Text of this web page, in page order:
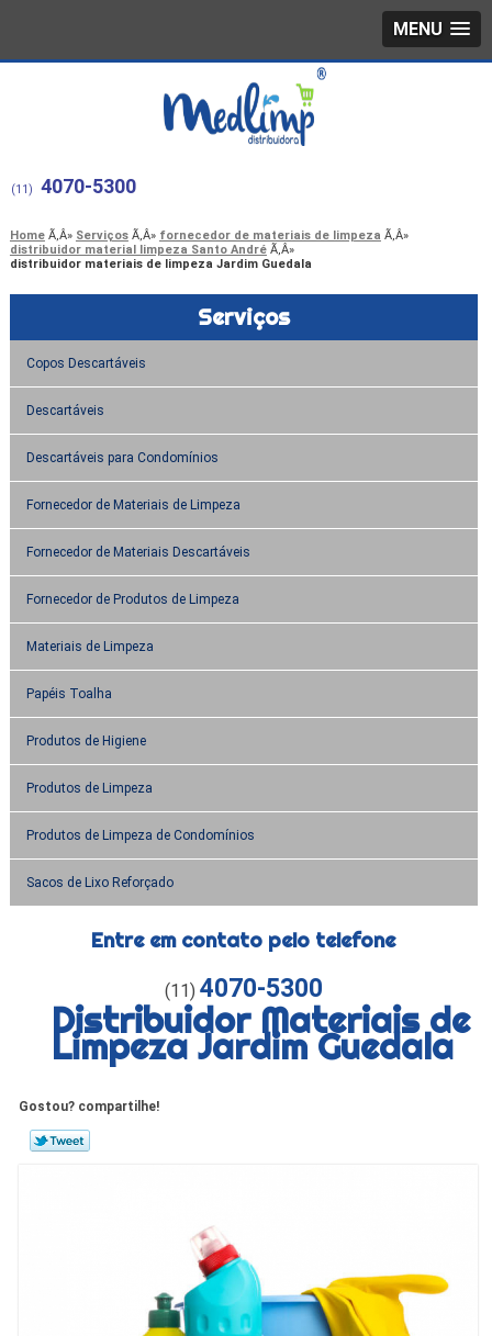
MENU
(11) 4070-5300
Home Serviços
fornecedor de materiais de limpeza
distribuidor material limpeza Santo André
distribuidor materiais de limpeza Jardim Guedala
Serviços
Copos Descartáveis
Descartáveis
Descartáveis para Condomínios
Fornecedor de Materiais de Limpeza
Fornecedor de Materiais Descartáveis
Fornecedor de Produtos de Limpeza
Materiais de Limpeza
Papéis Toalha
Produtos de Higiene
Produtos de Limpeza
Produtos de Limpeza de Condomínios
Sacos de Lixo Reforçado
Entre em contato pelo telefone
(11) 4070-5300
Distribuidor Materiais de
Limpeza Jardim Guedala
Gostou? compartilhe!